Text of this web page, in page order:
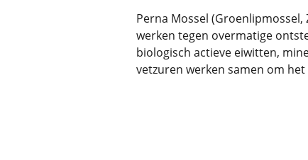
Perna Mossel
werken tegen overmatige
biologisch actieve eiwitten,
vetzuren werken samen om